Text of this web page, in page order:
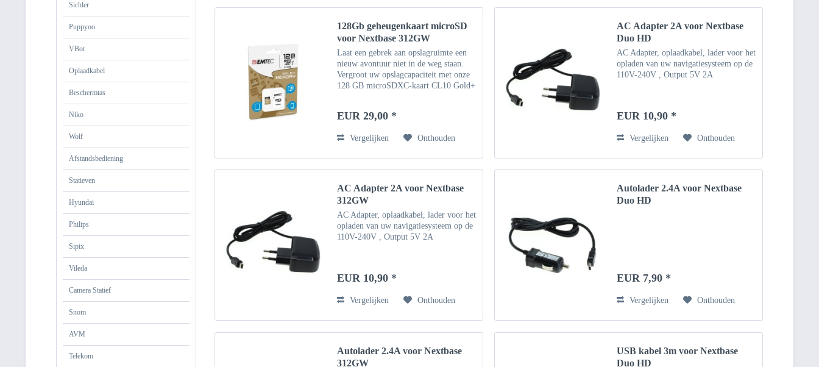
Sichler
Puppyoo
VBot
Oplaadkabel
Beschermtas
Niko
Wolf
Afstandsbediening
Statieven
Hyundai
Philips
Sipix
Vileda
Camera Statief
Snom
AVM
Telekom
128Gb geheugenkaart microSD
voor Nextbase 312GW
Laat een gebrek aan opslagruimte een
nieuw avontuur niet in de weg staan.
Vergroot uw opslagcapaciteit met onze
128 GB microSDXC-kaart CL10 Gold+
adapter geplaatst en...
EUR 29,00 *
Vergelijken Onthouden
AC Adapter 2A voor Nextbase
Duo HD
AC Adapter, oplaadkabel, lader voor het
opladen van uw navigatiesysteem op de
110V-240V , Output 5V 2A
EUR 10,90 *
Vergelijken Onthouden
AC Adapter 2A voor Nextbase
312GW
AC Adapter, oplaadkabel, lader voor het
opladen van uw navigatiesysteem op de
110V-240V , Output 5V 2A
EUR 10,90 *
Vergelijken Onthouden
Autolader 2.4A voor Nextbase
Duo HD
EUR 7,90 *
Vergelijken Onthouden
Autolader 2.4A voor Nextbase
312GW
USB kabel 3m voor Nextbase
Duo HD